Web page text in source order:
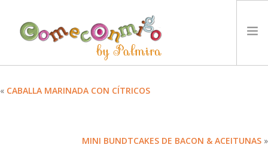
NUESTRA FILOSOFÍA
« CABALLA MARINADA CON CÍTRICOS
MINI BUNDTCAKES DE BACON & ACEITUNAS »